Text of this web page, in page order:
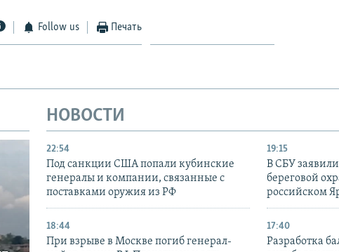
Follow us Печать
НОВОСТИ
22:54
Под санкции США попали кубинские
генералы и компании, связанные с
поставками оружия из РФ
19:15
В СБУ
береговой
российском
18:44
При взрыве в Москве погиб генерал-
17:40
Разработка